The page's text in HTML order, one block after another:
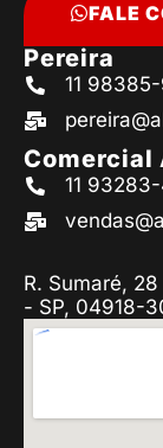
FALE
Pereira
11
Comercial
11
R. Sumaré,
- SP, 04918-